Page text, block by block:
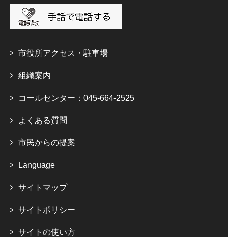
市役所アクセス・駐車場
組織案内
コールセンター：045-664-2525
よくある質問
市民からの提案
Language
サイトマップ
サイトポリシー
サイトの使い方